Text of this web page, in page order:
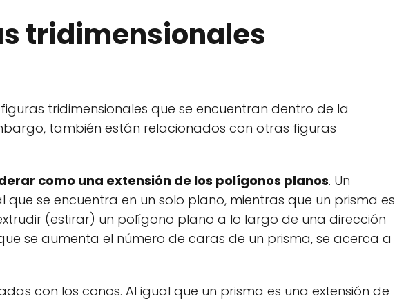
tridimensionales
tridimensionales que se encuentran dentro de la
también están relacionados con otras figuras
como una extensión de los polígonos planos. Un
se encuentra en un solo plano, mientras que un prisma es
(estirar) un polígono plano a lo largo de una dirección
se aumenta el número de caras de un prisma, se acerca a
con los conos. Al igual que un prisma es una extensión de